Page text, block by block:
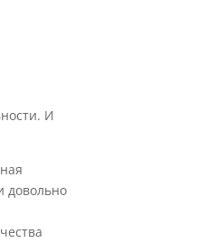
И
довольно